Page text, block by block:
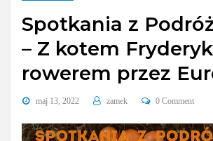
Spotkania z
– Z kotem
rowerem przez
maj 13, 2022 zamek 0 Comment